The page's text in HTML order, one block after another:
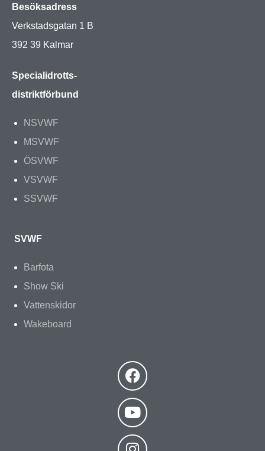
Besöksadress
Verkstadsgatan 1 B
392 39 Kalmar
Specialidrotts-
distriktförbund
NSVWF
MSVWF
ÖSVWF
VSVWF
SSVWF
SVWF
Barfota
Show Ski
Vattenskidor
Wakeboard